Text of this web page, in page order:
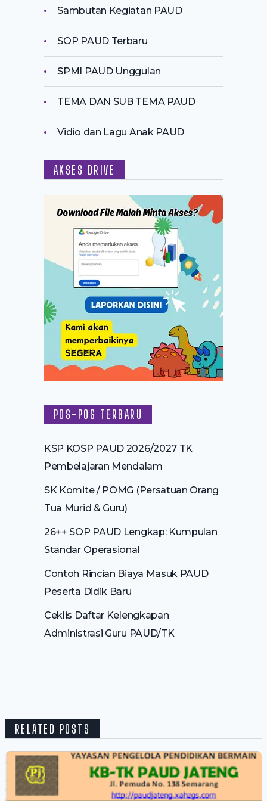
Sambutan Kegiatan PAUD
SOP PAUD Terbaru
SPMI PAUD Unggulan
TEMA DAN SUB TEMA PAUD
Vidio dan Lagu Anak PAUD
AKSES DRIVE
POS-POS TERBARU
KSP KOSP PAUD 2026/2027 TK
Pembelajaran Mendalam
SK Komite / POMG (Persatuan Orang
Tua Murid & Guru)
26++ SOP PAUD Lengkap: Kumpulan
Standar Operasional
Contoh Rincian Biaya Masuk PAUD
Peserta Didik Baru
Ceklis Daftar Kelengkapan
Administrasi Guru PAUD/TK
RELATED POSTS